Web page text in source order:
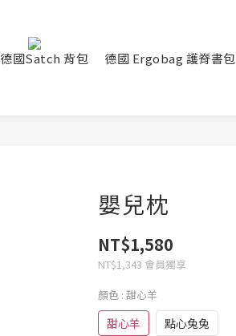
德國Satch 背包 德國 Ergobag 護脊書包
嬰兒枕
NT$1,580
NT$1,343 會員獨享
顏色 : 甜心羊
甜心羊 點心兔兔